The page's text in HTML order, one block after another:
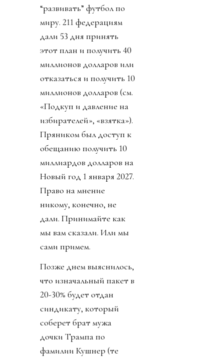
“развивать” футбол по
миру. 211 федерациям
дали 53 дня принять
этот план и получить 40
миллионов долларов или
отказаться и получить 10
миллионов долларов (см.
«Подкуп и давление на
избирателей», «взятка»).
Пряником был доступ к
обещанию получить 10
миллиардов долларов на
Новый год 1 января 2027.
Право на мнение
никому, конечно, не
дали. Принимайте как
мы вам сказали. Или мы
сами примем.
Позже днем выяснилось,
что изначальный пакет в
20-30% будет отдан
синдикату, который
соберет брат мужа
дочки Трампа по
фамилии Кушнер (те